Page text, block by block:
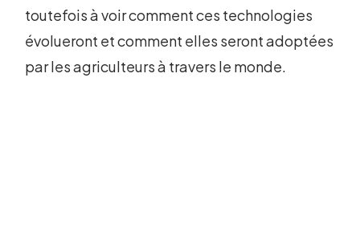
toutefois à voir comment ces technologies
évolueront et comment elles seront adoptées
par les agriculteurs à travers le monde.